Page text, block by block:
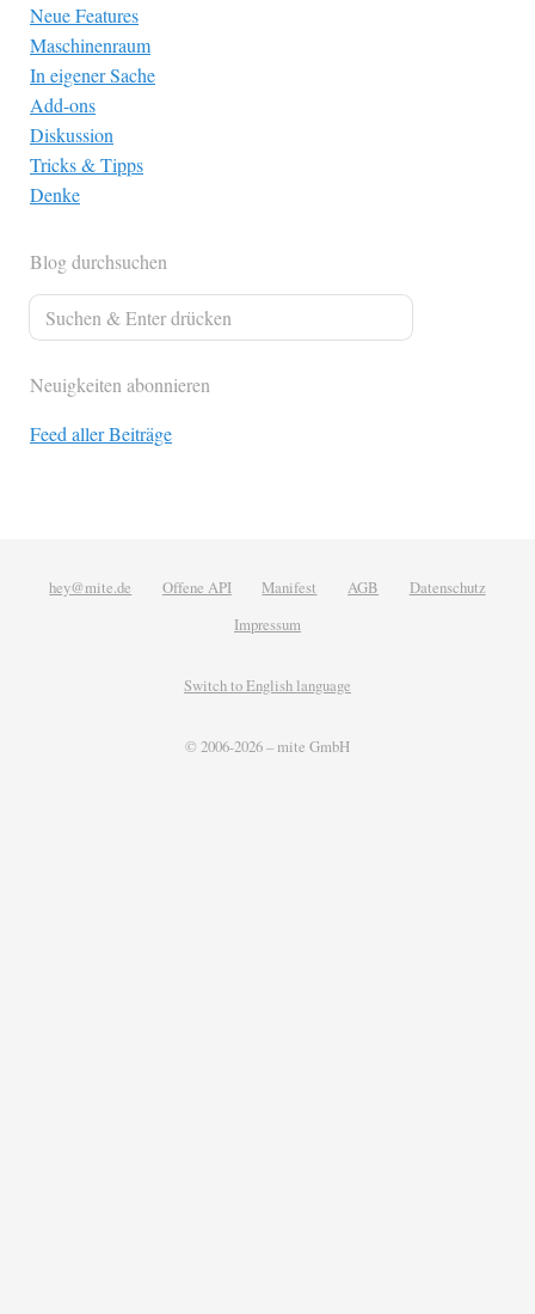
Neue Features
Maschinenraum
In eigener Sache
Add-ons
Diskussion
Tricks & Tipps
Denke
Blog durchsuchen
Neuigkeiten abonnieren
Feed aller Beiträge
© 2006-2026 – mite GmbH
Switch to English language
hey@mite.de Offene API Manifest AGB
Datenschutz
Impressum